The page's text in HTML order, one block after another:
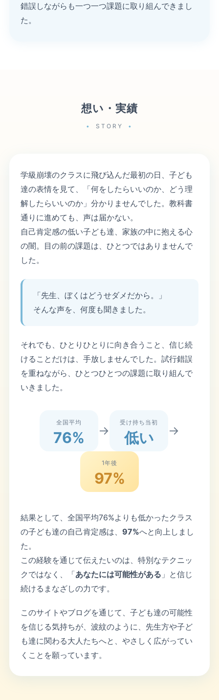
錯誤しながらも一つ一つ課題に取り組んできまし
た。
想い・実績
STORY
学級崩壊のクラスに飛び込んだ最初の日、子ども
達の表情を見て、「何をしたらいいのか、どう理
解したらいいのか」分かりませんでした。教科書
通りに進めても、声は届かない。
自己肯定感の低い子ども達、家族の中に抱える心
の闇。目の前の課題は、ひとつではありませんで
した。
「先生、ぼくはどうせダメだから。」
そんな声を、何度も聞きました。
それでも、ひとりひとりに向き合うこと、信じ続
けることだけは、手放しませんでした。試行錯誤
を重ねながら、ひとつひとつの課題に取り組んで
いきました。
全国平均
76% →
受け持ち当初
低い →
1年後
97%
結果として、全国平均76%よりも低かったクラス
の子ども達の自己肯定感は、 97%へと向上しまし
た。
この経験を通じて伝えたいのは、特別なテクニッ
クではなく、「あなたには可能性がある 」と信じ
続けるまなざしの力です。
このサイトやブログを通じて、子ども達の可能性
を信じる気持ちが、波紋のように、先生方や子ど
も達に関わる大人たちへと、やさしく広がってい
くことを願っています。